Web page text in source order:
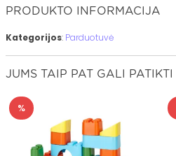
PRODUKTO INFORMACIJA
Kategorijos: Parduotuvė
JUMS TAIP PAT GALI PATIKTI
%